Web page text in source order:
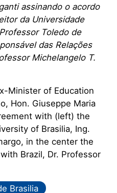
assinando o acordo
da Universidade
Toledo de
das Relações
Michelangelo T.
Minister of Education
Hon. Giuseppe Maria
with (left) the
of Brasilia, Ing.
in the center the
Brazil, Dr. Professor
Brasilia